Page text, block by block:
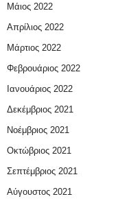
Μάιος 2022
Απρίλιος 2022
Μάρτιος 2022
Φεβρουάριος 2022
Ιανουάριος 2022
Δεκέμβριος 2021
Νοέμβριος 2021
Οκτώβριος 2021
Σεπτέμβριος 2021
Αύγουστος 2021